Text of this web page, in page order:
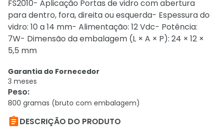
FS2010- Aplicação Portas de vidro com abertura
para dentro, fora, direita ou esquerda- Espessura do
vidro: 10 a 14 mm- Alimentação: 12 Vdc- Potência:
7W- Dimensão da embalagem (L × A × P): 24 × 12 ×
5,5 mm
Garantia do Fornecedor
3 meses
Peso:
800 gramas (bruto com embalagem)
DESCRIÇÃO DO PRODUTO